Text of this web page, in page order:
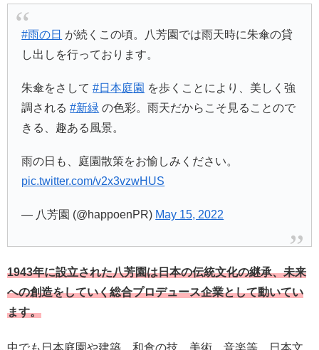
#雨の日 が続くこの頃。八芳園では雨天時に朱傘の貸
し出しを行っております。
朱傘をさして#日本庭園 を歩くことにより、美しく強
調される#新緑 の色彩。雨天だからこそ見ることので
きる、趣ある風景。
雨の日も、庭園散策をお愉しみください。
pic.twitter.com/v2x3vzwHUS
— 八芳園 (@happoenPR) May 15, 2022
1943年に設立された八芳園は日本の伝統文化の継承、未来
への創造をしていく総合プロデュース企業として動いてい
ます。